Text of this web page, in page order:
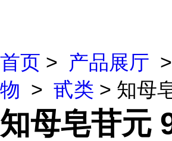
首页 > 产品展厅 >
物 > 甙类 > 知母
知母皂苷元